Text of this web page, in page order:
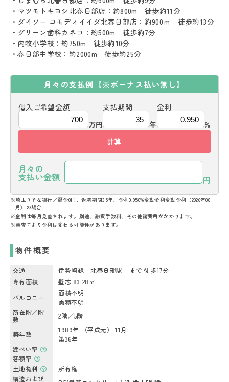
・マツモトキヨシ北春日部店：約800m 徒歩約11分
・ダイソー コモディイイダ北春日部店：約900ｍ 徒歩約13分
・グリーン歯科カネコ：約500m 徒歩約7分
・内牧小学校：約750m 徒歩約10分
・春日部中学校：約2000m 徒歩約25分
月々の支払例 【※ボーナス払い無し】
借入ご希望金額
万円
支払期間
年
金利
%
計算
月々の
支払い金額 円
※埼玉りそな銀行／頭金0円、返済期間35年、金利0.950%変動金利変動金利（2026年08
月）の場合
※金利は毎月見直されます。別途、融資手数料、その他諸費用がかかります。
※審査により金利は変わる可能性があります。
物件概要
交通
伊勢崎線 北春日部駅 まで 徒歩17分
専有面積
壁芯 83.28㎡
バルコニー
面積不明
面積不明
所在階／階
数
2階／5階
築年数
1989年 （平成元） 11月
築36年
建ぺい率
容積率
土地権利
所有権
構造および